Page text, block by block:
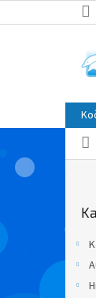
na
r